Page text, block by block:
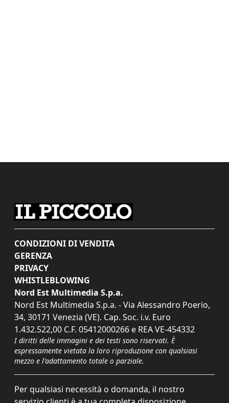
CONDIZIONI DI VENDITA
GERENZA
PRIVACY
WHISTLEBLOWING
Nord Est Multimedia S.p.a.
Nord Est Multimedia S.p.a. - Via Alessandro Poerio,
34, 30171 Venezia (VE). Cap. Soc. i.v. Euro
1.432.522,00 C.F. 05412000266 e REA VE-454332
I diritti delle immagini e dei testi sono riservati. È
espressamente vietata la loro riproduzione con qualsiasi
mezzo e l'adattamento totale o parziale.
Per qualsiasi necessità o domanda, il nostro